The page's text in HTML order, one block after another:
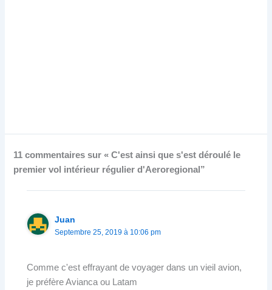
11 commentaires sur « C'est ainsi que s'est déroulé le
premier vol intérieur régulier d'Aeroregional”
Juan
Septembre 25, 2019 à 10:06 pm
Comme c'est effrayant de voyager dans un vieil avion,
je préfère Avianca ou Latam